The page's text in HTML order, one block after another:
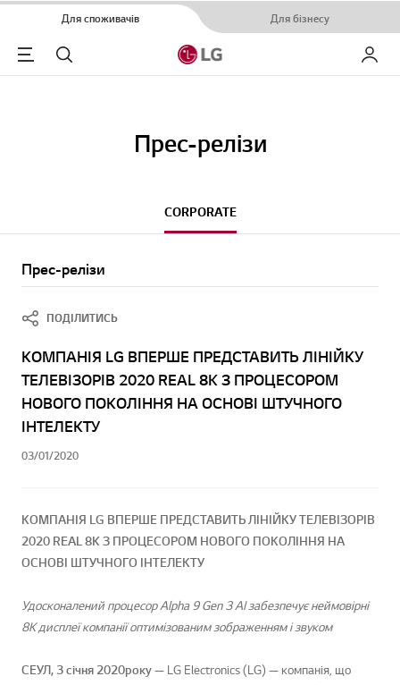
Для споживачів Для бізнесу
Menu
Пошук Мій LG
Прес-релізи
CORPORATE
Прес-релізи
ПОДІЛИТИСЬ
КОМПАНІЯ LG ВПЕРШЕ ПРЕДСТАВИТЬ ЛІНІЙКУ
ТЕЛЕВІЗОРІВ 2020 REAL 8K З ПРОЦЕСОРОМ
НОВОГО ПОКОЛІННЯ НА ОСНОВІ ШТУЧНОГО
ІНТЕЛЕКТУ
03/01/2020
КОМПАНІЯ LG ВПЕРШЕ ПРЕДСТАВИТЬ ЛІНІЙКУ ТЕЛЕВІЗОРІВ
2020 REAL 8K З ПРОЦЕСОРОМ НОВОГО ПОКОЛІННЯ НА
ОСНОВІ ШТУЧНОГО ІНТЕЛЕКТУ
Удосконалений процесор Alpha 9 Gen 3 AI забезпечує неймовірні
8К дисплеї компанії оптимізованим зображенням і звуком
СЕУЛ, 3 січня 2020 року— LG Electronics (LG) — компанія, що